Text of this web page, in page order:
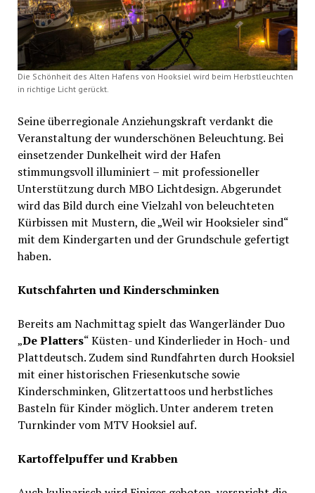
Die Schönheit des Alten Hafens von Hooksiel wird beim Herbstleuchten
in richtige Licht gerückt.
Seine überregionale Anziehungskraft verdankt die
Veranstaltung der wunderschönen Beleuchtung. Bei
einsetzender Dunkelheit wird der Hafen
stimmungsvoll illuminiert – mit professioneller
Unterstützung durch MBO Lichtdesign. Abgerundet
wird das Bild durch eine Vielzahl von beleuchteten
Kürbissen mit Mustern, die „Weil wir Hooksieler sind“
mit dem Kindergarten und der Grundschule gefertigt
haben.
Kutschfahrten und Kinderschminken
Bereits am Nachmittag spielt das Wangerländer Duo
„De Platters“ Küsten- und Kinderlieder in Hoch- und
Plattdeutsch. Zudem sind Rundfahrten durch Hooksiel
mit einer historischen Friesenkutsche sowie
Kinderschminken, Glitzertattoos und herbstliches
Basteln für Kinder möglich. Unter anderem treten
Turnkinder vom MTV Hooksiel auf.
Kartoffelpuffer und Krabben